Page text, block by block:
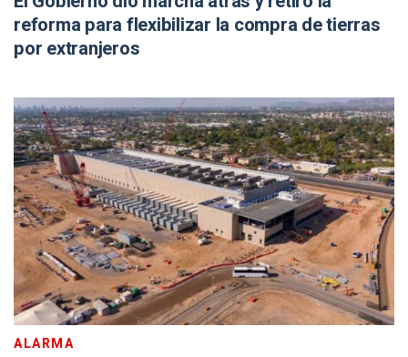
reforma para flexibilizar la compra de tierras
por extranjeros
ALARMA